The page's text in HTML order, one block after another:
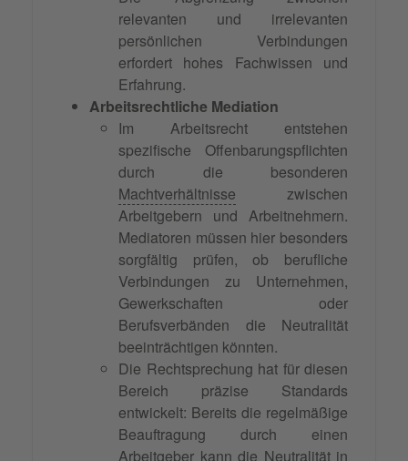
relevanten und irrelevanten
persönlichen Verbindungen
erfordert hohes Fachwissen und
Erfahrung.
Arbeitsrechtliche Mediation
Im Arbeitsrecht entstehen
spezifische Offenbarungspflichten
durch die besonderen
Machtverhältnisse zwischen
Arbeitgebern und Arbeitnehmern.
Mediatoren müssen hier besonders
sorgfältig prüfen, ob berufliche
Verbindungen zu Unternehmen,
Gewerkschaften oder
Berufsverbänden die Neutralität
beeinträchtigen könnten.
Die Rechtsprechung hat für diesen
Bereich präzise Standards
entwickelt: Bereits die regelmäßige
Beauftragung durch einen
Arbeitgeber kann die Neutralität in